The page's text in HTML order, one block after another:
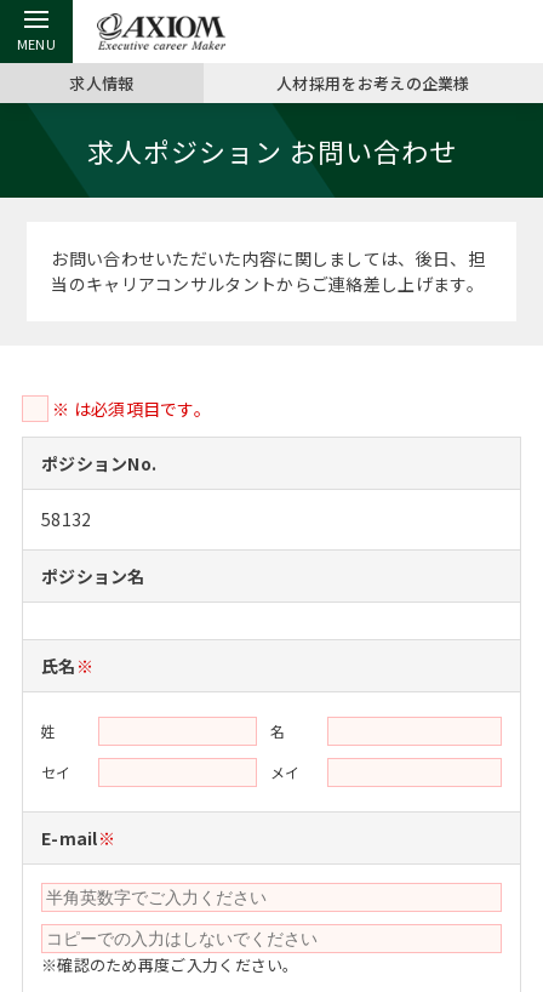
戻る
アクシアムの特長 ミッシ
コンサ
サービス案内
お申し
キャリ
戻る
キャリア支援 TOP
キャリアデザイン講座
（最新求人市場動向）
キャリ
MBAの
おわり
MBAの転職事例
MBAからのFAQ
MBA留学生数の推移
MBA留
日本か
インターン受入企業一覧
MBAを生かす求人特集
戻る
転職ツール TOP
英文レジュメの書き方
英文レ
パワー
よくある面接Q&A集
外資系／面接攻略のコツ
戻る
転職コラム TOP
“展”職相談室
転職成功への4つの鍵
キャリアに効く一冊
注目企業インタビュー
戻る
イベント・セミナー TOP
ジョブフェア
キャリアフォーラム
プロ経営者の特別セミナー
Career Talk Live
戻る
会社概要 TOP
沿革
採用情報
パブリシティ
ニュースリリース
求人情報 人材採用をお考えの企業様
求人ポジション お問い合わせ
お問い合わせいただいた内容に関しましては、後日、担
当のキャリアコンサルタントからご連絡差し上げます。
※ は必須項目です。
ポジションNo.
58132
ポジション名
氏名 ※
姓
名
セイ
メイ
E-mail※
※確認のため再度ご入力ください。